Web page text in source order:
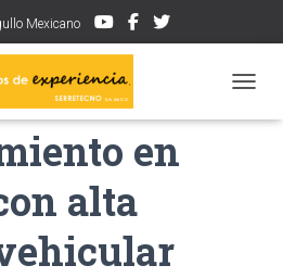
Mexicano
torres de
en
alta